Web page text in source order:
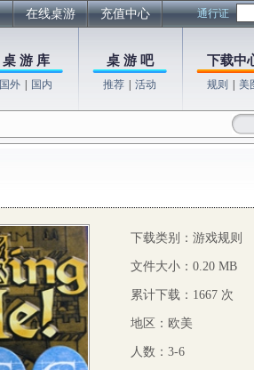
在线桌游 充值中心 通行证
桌 游 库
国外 国内
桌 游 吧
推荐 活动
下载中
规则 美
下载类别：游戏规则
文件大小：0.20 MB
累计下载：1667 次
地区：欧美
人数：3-6